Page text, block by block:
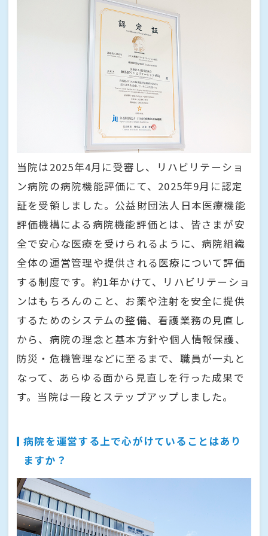
当院は2025年4月に受審し、リハビリテーショ
ン病院の病院機能評価にて、2025年9月に認定
証を受領しました。公益財団法人日本医療機能
評価機構による病院機能評価とは、皆さまが安
全で安心な医療を受けられるように、病院組織
全体の運営管理や提供される医療について評価
する制度です。約1年かけて、リハビリテーショ
ンはもちろんのこと、お薬や注射を安全に提供
するためのシステムの整備、看護業務の見直し
から、病院の理念と基本方針や個人情報保護、
防災・危機管理などに至るまで、職員が一丸と
なって、あらゆる面から見直しを行った成果で
す。当院は一段とステップアップしました。
病院を運営する上で心がけていることはあり
ますか？